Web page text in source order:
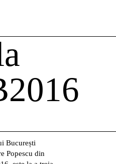
București
Popescu din